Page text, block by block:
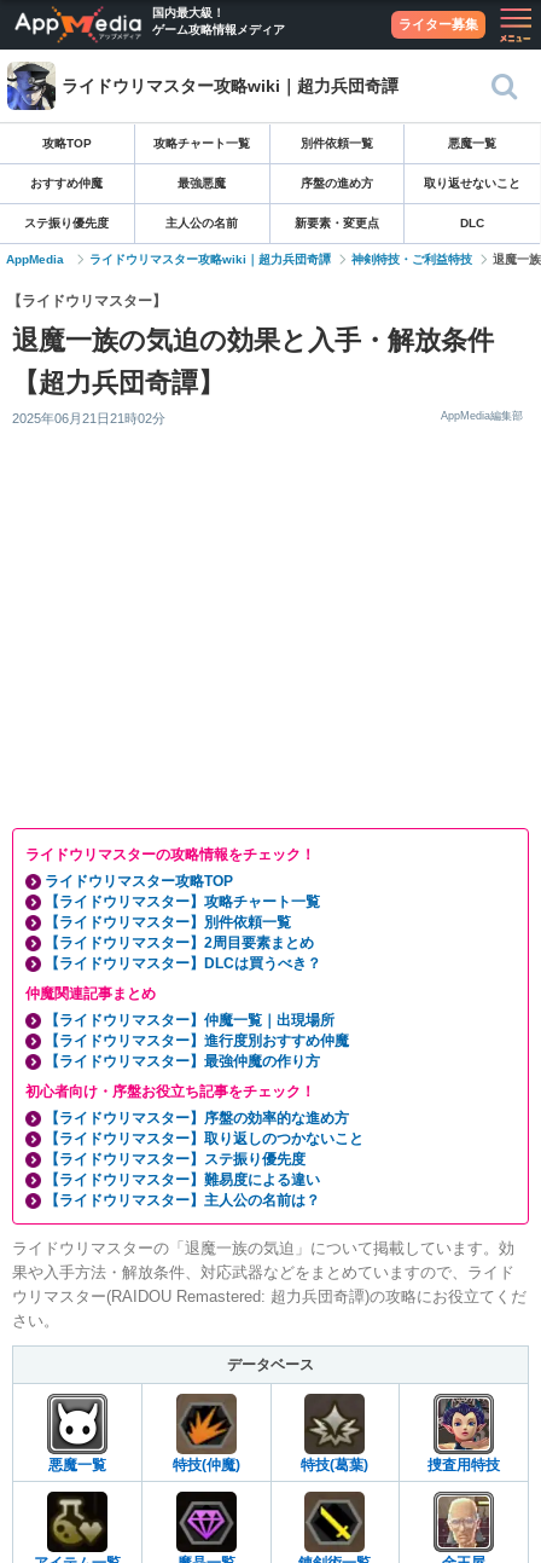
国内最大級！
ゲーム攻略情報メディア
ライター募集
ライドウリマスター攻略wiki｜超力兵団奇譚
攻略TOP 攻略チャート一覧 別件依頼一覧 悪魔一覧
おすすめ仲魔 最強悪魔 序盤の進め方 取り返せないこと
ステ振り優先度 主人公の名前 新要素・変更点 DLC
AppMedia ライドウリマスター攻略wiki｜超力兵団奇譚 神剣特技・ご利益特技 退魔一
【ライドウリマスター】
退魔一族の気迫の効果と入手・解放条件
【超力兵団奇譚】
2025年06月21日21時02分 AppMedia編集部
ライドウリマスターの攻略情報をチェック！
ライドウリマスター攻略TOP
【ライドウリマスター】攻略チャート一覧
【ライドウリマスター】別件依頼一覧
【ライドウリマスター】2周目要素まとめ
【ライドウリマスター】DLCは買うべき？
仲魔関連記事まとめ
【ライドウリマスター】仲魔一覧｜出現場所
【ライドウリマスター】進行度別おすすめ仲魔
【ライドウリマスター】最強仲魔の作り方
初心者向け・序盤お役立ち記事をチェック！
【ライドウリマスター】序盤の効率的な進め方
【ライドウリマスター】取り返しのつかないこと
【ライドウリマスター】ステ振り優先度
【ライドウリマスター】難易度による違い
【ライドウリマスター】主人公の名前は？
ライドウリマスターの「退魔一族の気迫」について掲載しています。効
果や入手方法・解放条件、対応武器などをまとめていますので、ライド
ウリマスター(RAIDOU Remastered: 超力兵団奇譚)の攻略にお役立てくだ
さい。
データベース
悪魔一覧 特技(仲魔) 特技(葛葉) 捜査用特技